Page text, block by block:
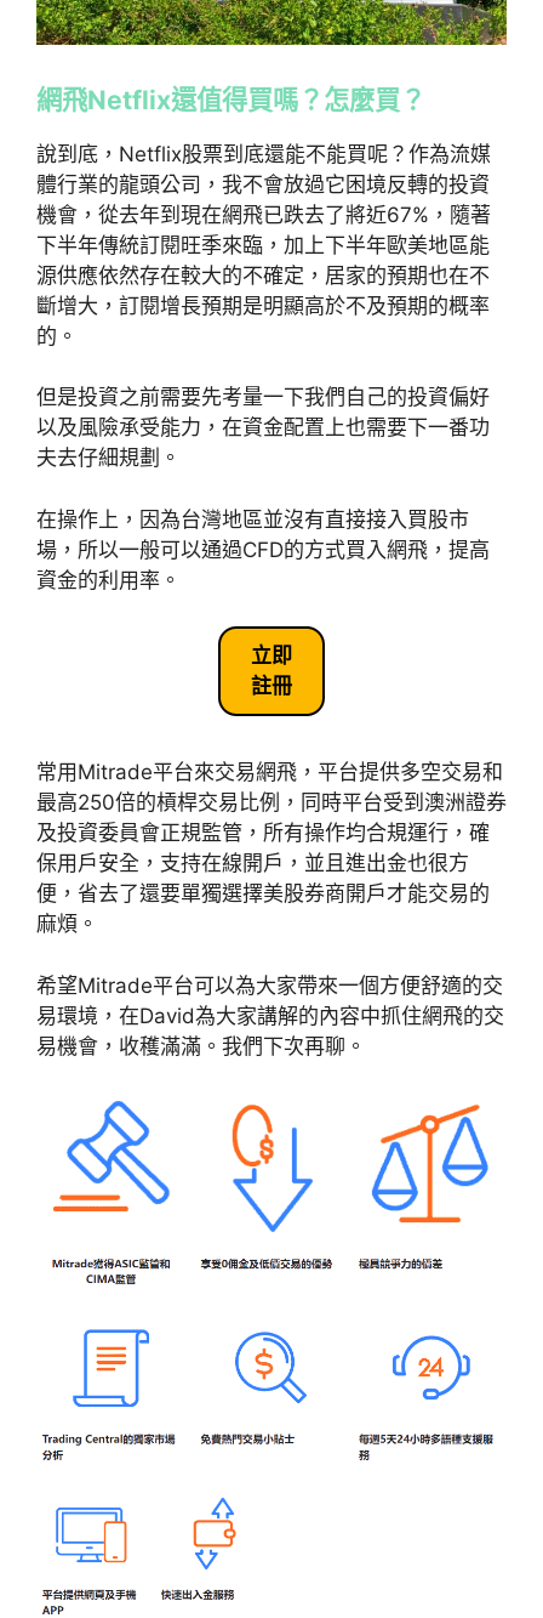
網飛Netflix還值得買嗎？怎麼買？
說到底，Netflix股票到底還能不能買呢？作為流媒
體行業的龍頭公司，我不會放過它困境反轉的投資
機會，從去年到現在網飛已跌去了將近67%，隨著
下半年傳統訂閱旺季來臨，加上下半年歐美地區能
源供應依然存在較大的不確定，居家的預期也在不
斷增大，訂閱增長預期是明顯高於不及預期的概率
的。
但是投資之前需要先考量一下我們自己的投資偏好
以及風險承受能力，在資金配置上也需要下一番功
夫去仔細規劃。
在操作上，因為台灣地區並沒有直接接入買股市
場，所以一般可以通過CFD的方式買入網飛，提高
資金的利用率。
立即
註冊
常用Mitrade平台來交易網飛，平台提供多空交易和
最高250倍的槓桿交易比例，同時平台受到澳洲證券
及投資委員會正規監管，所有操作均合規運行，確
保用戶安全，支持在線開戶，並且進出金也很方
便，省去了還要單獨選擇美股券商開戶才能交易的
麻煩。
希望Mitrade平台可以為大家帶來一個方便舒適的交
易環境，在David為大家講解的內容中抓住網飛的交
易機會，收穫滿滿。我們下次再聊。